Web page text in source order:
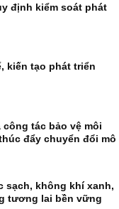
định kiểm soát phát
kiến tạo phát triển
công tác bảo vệ môi
đẩy chuyển đổi mô
sạch, không khí xanh,
tương lai bền vững